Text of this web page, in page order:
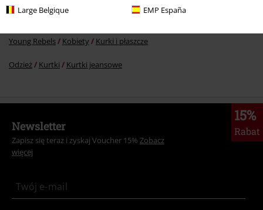
Large Belgique EMP España
Duże rozmiary Kurtki jeansowe
Young Rebels Kobiety Kurki i płaszcze
Odzież Kurtki Kurtki jeansowe
15%
Rabat
Newsletter
Zapisz się teraz i zyskaj Voucher 15% Zobacz
więcej